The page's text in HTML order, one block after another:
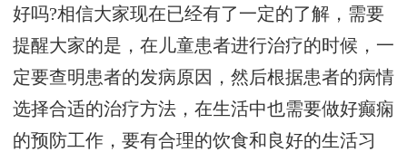
好吗?相信大家现在已经有了一定的了解，需要
提醒大家的是，在儿童患者进行治疗的时候，一
定要查明患者的发病原因，然后根据患者的病情
选择合适的治疗方法，在生活中也需要做好癫痫
的预防工作，要有合理的饮食和良好的生活习